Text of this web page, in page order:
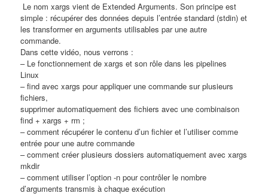
​ Le nom xargs vient de Extended Arguments. Son principe est
simple : récupérer des données depuis l’entrée standard (stdin) et
les transformer en arguments utilisables par une autre
commande.
Dans cette vidéo, nous verrons :
– Le fonctionnement de xargs et son rôle dans les pipelines
Linux
– find avec xargs pour appliquer une commande sur plusieurs
fichiers,
supprimer automatiquement des fichiers avec une combinaison
find + xargs + rm ;
– comment récupérer le contenu d’un fichier et l’utiliser comme
entrée pour une autre commande
– comment créer plusieurs dossiers automatiquement avec xargs
mkdir
– comment utiliser l’option -n pour contrôler le nombre
d’arguments transmis à chaque exécution